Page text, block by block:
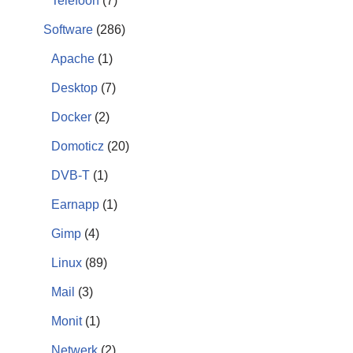
Software (286)
Apache (1)
Desktop (7)
Docker (2)
Domoticz (20)
DVB-T (1)
Earnapp (1)
Gimp (4)
Linux (89)
Mail (3)
Monit(1)
Netwerk (2)